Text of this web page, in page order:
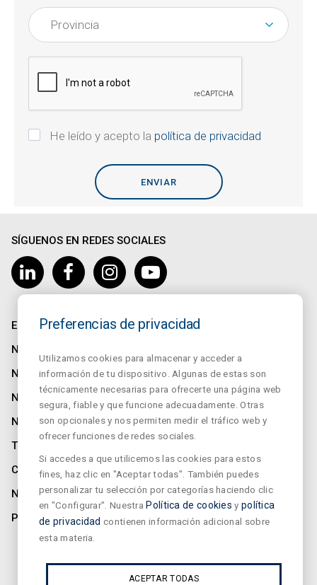
He leído y acepto la política de privacidad
SÍGUENOS EN REDES SOCIALES
EMPRESA
NORMALUX
NORMALIT
NORMADET
NORCLINIC
TEKLIT
CONTACTO
NOTICIAS
PRIVACIDAD
SUSCRÍBETE A NUESTRO NEWSLETTER
Preferencias de privacidad
Utilizamos cookies para almacenar y acceder a
información de tu dispositivo. Algunas de estas son
técnicamente necesarias para ofrecerte una página web
segura, fiable y que funcione adecuadamente. Otras
son opcionales y nos permiten medir el tráfico web y
ofrecer funciones de redes sociales.
Si accedes a que utilicemos las cookies para estos
fines, haz clic en "Aceptar todas". También puedes
personalizar tu selección por categorías haciendo clic
en "Configurar". Nuestra Política de cookies y política
de privacidad contienen información adicional sobre
esta materia.
ACEPTAR TODAS